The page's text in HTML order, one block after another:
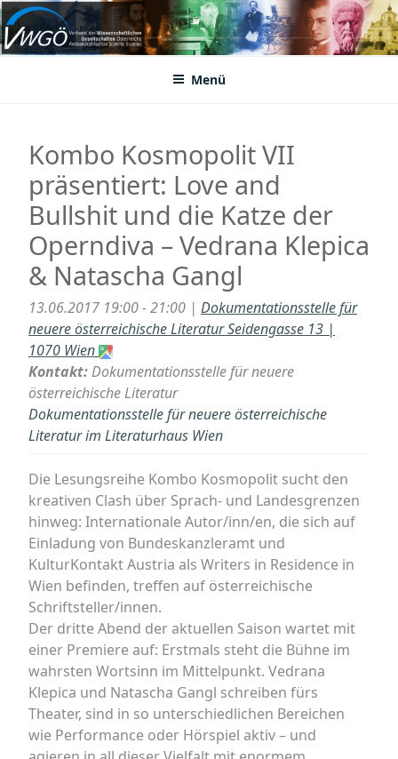
Zum
Inhalt
springenVWGÖ
Federation of Austrian Scientific Societies
Menü
Kombo Kosmopolit VII
präsentiert: Love and
Bullshit und die Katze der
Operndiva – Vedrana Klepica
& Natascha Gangl
13.06.2017 19:00 - 21:00 | Dokumentationsstelle für
neuere österreichische Literatur Seidengasse 13 |
1070 Wien
Kontakt:Dokumentationsstelle für neuere
österreichische Literatur
Dokumentationsstelle für neuere österreichische
Literatur im Literaturhaus Wien
Die Lesungsreihe Kombo Kosmopolit sucht den
kreativen Clash über Sprach- und Landesgrenzen
hinweg: Internationale Autor/inn/en, die sich auf
Einladung von Bundeskanzleramt und
KulturKontakt Austria als Writers in Residence in
Wien befinden, treffen auf österreichische
Schriftsteller/innen.
Der dritte Abend der aktuellen Saison wartet mit
einer Premiere auf: Erstmals steht die Bühne im
wahrsten Wortsinn im Mittelpunkt. Vedrana
Klepica und Natascha Gangl schreiben fürs
Theater, sind in so unterschiedlichen Bereichen
wie Performance oder Hörspiel aktiv – und